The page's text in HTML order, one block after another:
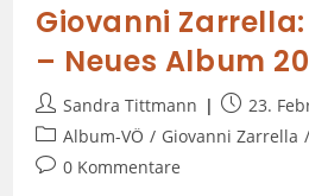
Giovanni
– Neues Album
Sandra Tittmann
23.
Album-VÖ / Giovanni Zarrella /
0 Kommentare